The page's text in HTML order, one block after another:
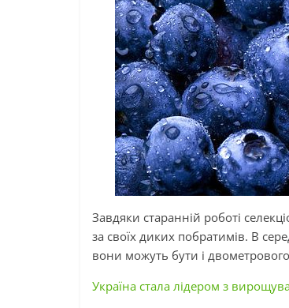
Завдяки старанній роботі
за своїх диких побратимів. В
вони можуть бути і
Україна стала лідером з